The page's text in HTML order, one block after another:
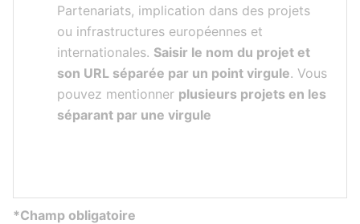
Partenariats, implication dans des projets
ou infrastructures européennes et
internationales. Saisir le nom du projet et
son URL séparée par un point virgule. Vous
pouvez mentionner plusieurs projets en les
séparant par une virgule
*Champ obligatoire